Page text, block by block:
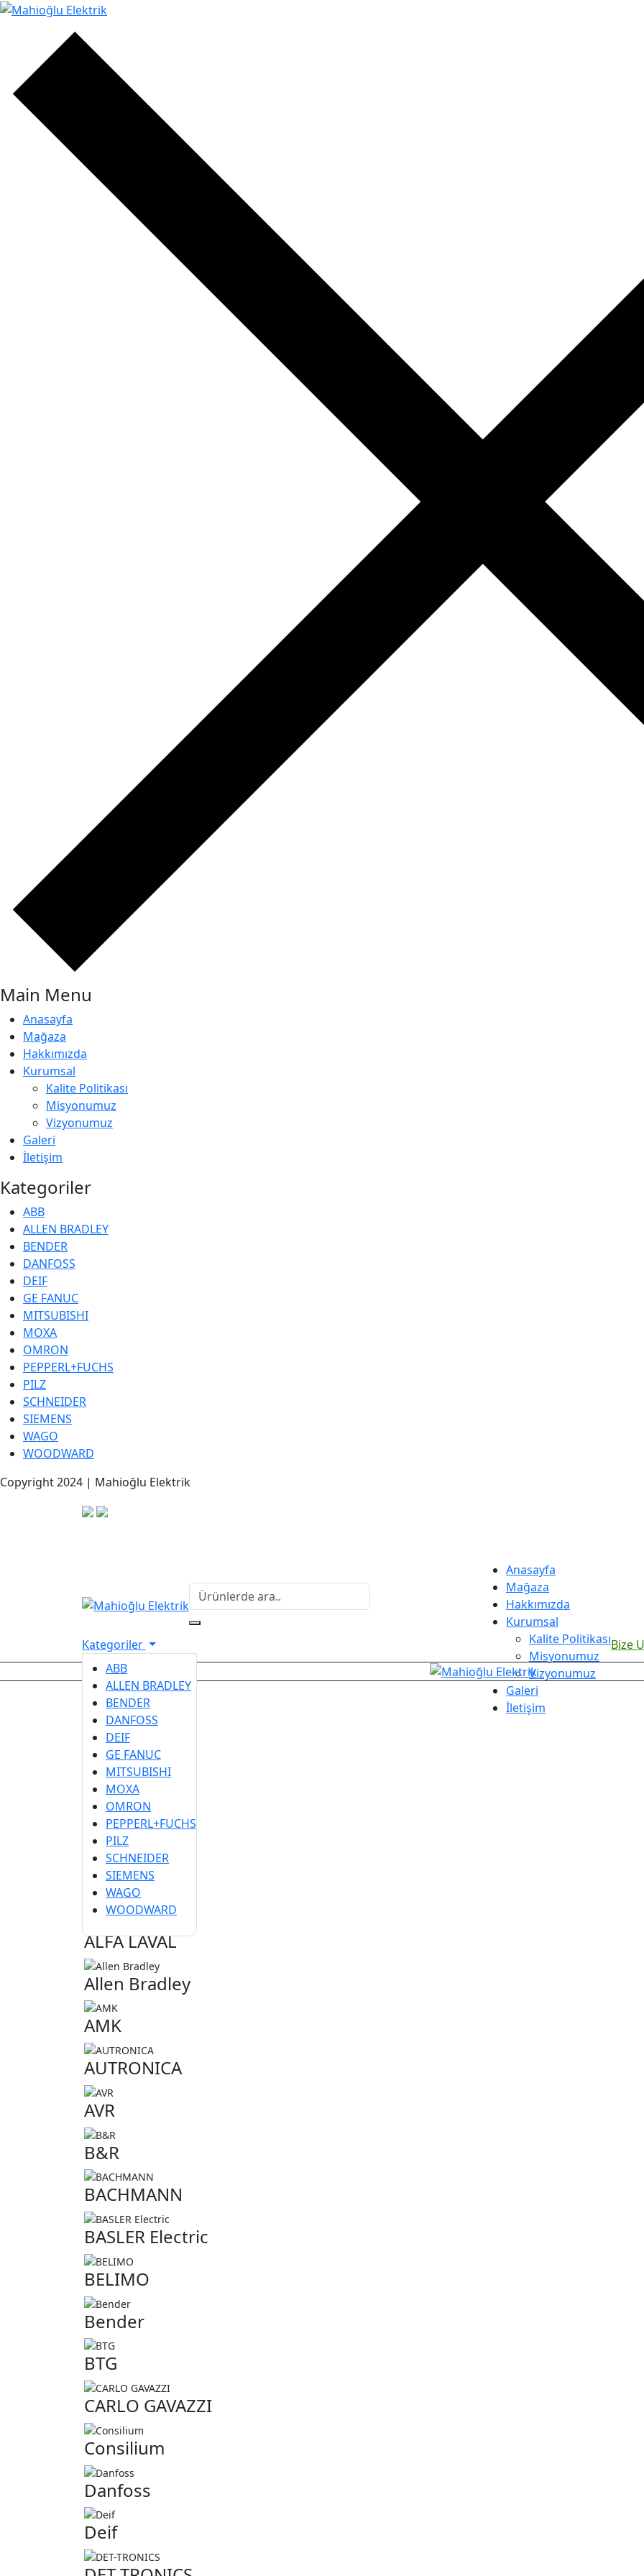
Main Menu
Anasayfa
Mağaza
Hakkımızda
Kurumsal
Kalite Politikası
Misyonumuz
Vizyonumuz
Galeri
İletişim
Kategoriler
ABB
ALLEN BRADLEY
BENDER
DANFOSS
DEIF
GE FANUC
MITSUBISHI
MOXA
OMRON
PEPPERL+FUCHS
PILZ
SCHNEIDER
SIEMENS
WAGO
WOODWARD
Copyright 2024 | Mahioğlu Elektrik
Kategoriler
ABB
ALLEN BRADLEY
BENDER
DANFOSS
DEIF
GE FANUC
MITSUBISHI
MOXA
OMRON
PEPPERL+FUCHS
PILZ
SCHNEIDER
SIEMENS
WAGO
WOODWARD
Anasayfa
Mağaza
Hakkımızda
Kurumsal
Kalite Politikası
Misyonumuz
Vizyonumuz
Galeri
İletişim
Bize
Kategoriler
Abb
ALFA LAVAL
Allen Bradley
AMK
AUTRONICA
AVR
B&R
BACHMANN
BASLER Electric
BELIMO
Bender
BTG
CARLO GAVAZZI
Consilium
Danfoss
Deif